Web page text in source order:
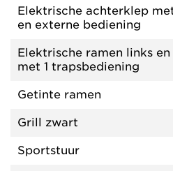
Elektrische achterklep
en externe bediening
Elektrische ramen links
met 1 trapsbediening
Getinte ramen
Grill zwart
Sportstuur